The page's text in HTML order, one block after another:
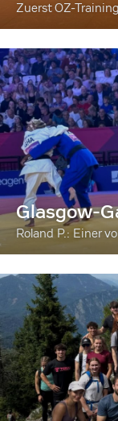
Zuerst OZ-
Glasgow-
Roland P.: Einer